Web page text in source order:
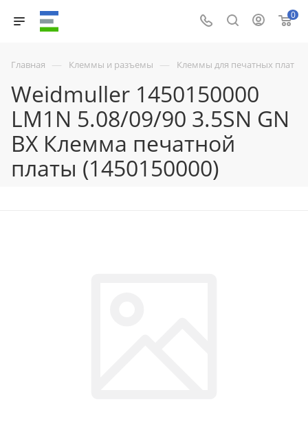
0
Главная — Клеммы и разъемы — Клеммы для печатных плат
Weidmuller 1450150000
LM1N 5.08/09/90 3.5SN GN
BX Клемма печатной
платы (1450150000)